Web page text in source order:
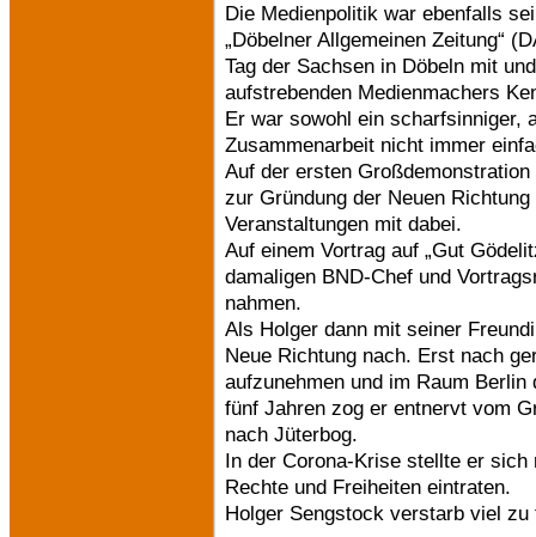
Die Medienpolitik war ebenfalls
„Döbelner Allgemeinen Zeitung“
Tag der Sachsen in Döbeln mit
aufstrebenden Medienmachers
Er war sowohl ein scharfsinniger,
Zusammenarbeit nicht immer
Auf der ersten
zur Gründung der Neuen
Veranstaltungen mit dabei.
Auf einem Vortrag auf „Gut
damaligen BND-Chef und
nahmen.
Als Holger dann mit seiner
Neue Richtung nach. Erst nach
aufzunehmen und im Raum
fünf Jahren zog er entnervt vom
nach Jüterbog.
In der Corona-Krise stellte er
Rechte und Freiheiten eintraten.
Holger Sengstock verstarb viel